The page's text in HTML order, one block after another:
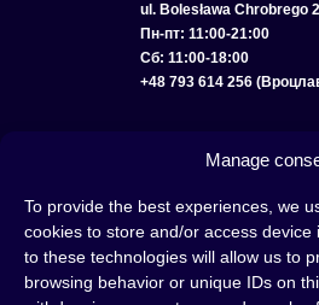
Manage
To provide the best experiences, we
cookies to store and/or access device
to these technologies will allow us to
browsing behavior or unique IDs on
ul. Bolesława Chrobrego
Пн-пт: 11:00-21:00
Сб: 11:00-18:00
+48 793 614 256
УСЛОВИЯ